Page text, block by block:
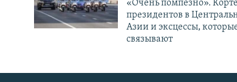
«Очень помпезно».
президентов в
Азии и эксцессы,
связывают